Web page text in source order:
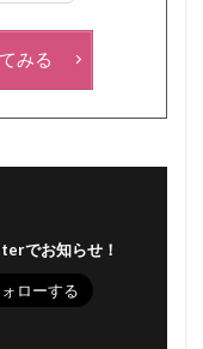
みる
でお知らせ！